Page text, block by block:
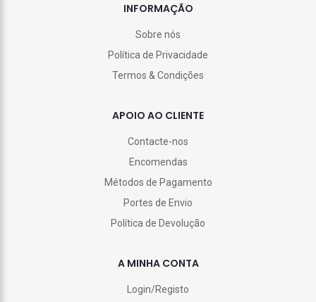
INFORMAÇÃO
Sobre nós
Política de Privacidade
Termos & Condições
APOIO AO CLIENTE
Contacte-nos
Encomendas
Métodos de Pagamento
Portes de Envio
Política de Devolução
A MINHA CONTA
Login/Registo